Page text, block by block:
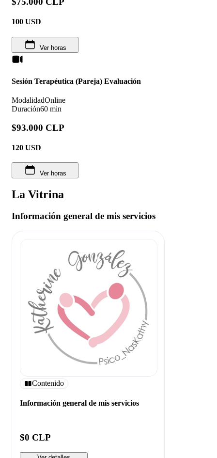
100 USD
Ver horas
Sesión Terapéutica (Pareja) Evaluación
ModalidadOnline
Duración60 min
$93.000 CLP
120 USD
Ver horas
La Vitrina
Información general de mis servicios
Contenido
Información general de mis servicios
$0 CLP